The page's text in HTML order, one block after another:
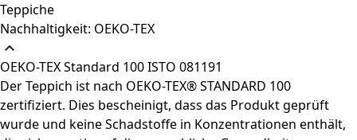
Teppiche
Nachhaltigkeit: OEKO-TEX
OEKO-TEX Standard 100 ISTO 081191
Der Teppich ist nach OEKO-TEX® STANDARD 100
zertifiziert. Dies bescheinigt, dass das Produkt geprüft
wurde und keine Schadstoffe in Konzentrationen enthält,